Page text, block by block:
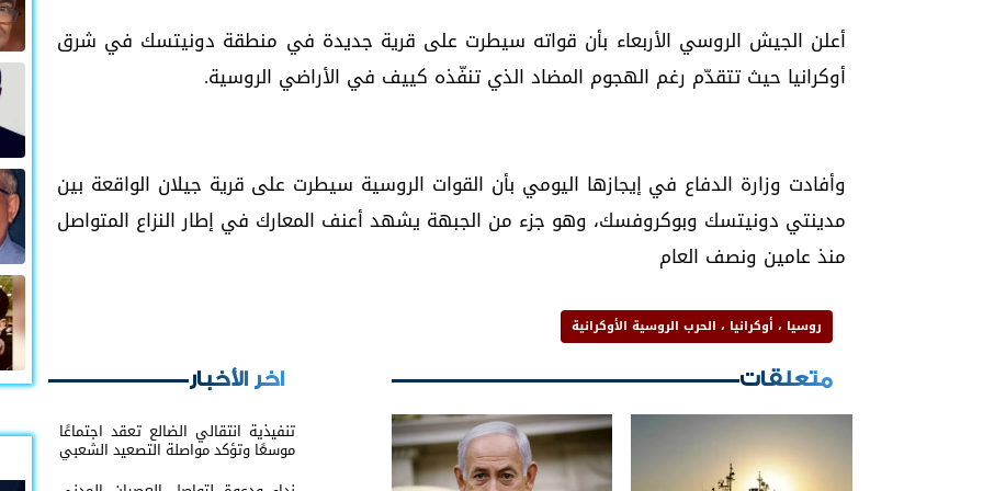
أعلن الجيش الروسي الأربعاء بأن قواته سيطرت على قرية جديدة في منطقة دونيتسك في شرق
أوكرانيا حيث تتقدّم رغم الهجوم المضاد الذي تنفّذه كييف في الأراضي الروسية.
وأفادت وزارة الدفاع في إيجازها اليومي بأن القوات الروسية سيطرت على قرية جيلان الواقعة بين
مدينتي دونيتسك وبوكروفسك، وهو جزء من الجبهة يشهد أعنف المعارك في إطار النزاع المتواصل
منذ عامين ونصف العام
روسيا ، أوكرانيا ، الحرب الروسية الأوكرانية
متعلقات اخر الأخبار
تنفيذية انتقالي الضالع تعقد اجتماعًا
موسعًا وتؤكد مواصلة التصعيد الشعبي